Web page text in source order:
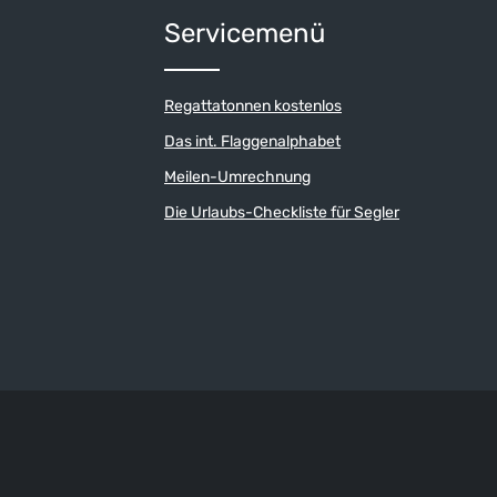
Servicemenü
Regattatonnen kostenlos
Das int. Flaggenalphabet
Meilen-Umrechnung
Die Urlaubs-Checkliste für Segler